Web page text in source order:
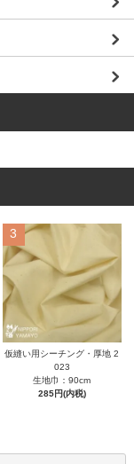
3
仮縫い用シーチング・厚地 2
023
生地巾：90cm
285円(内税)